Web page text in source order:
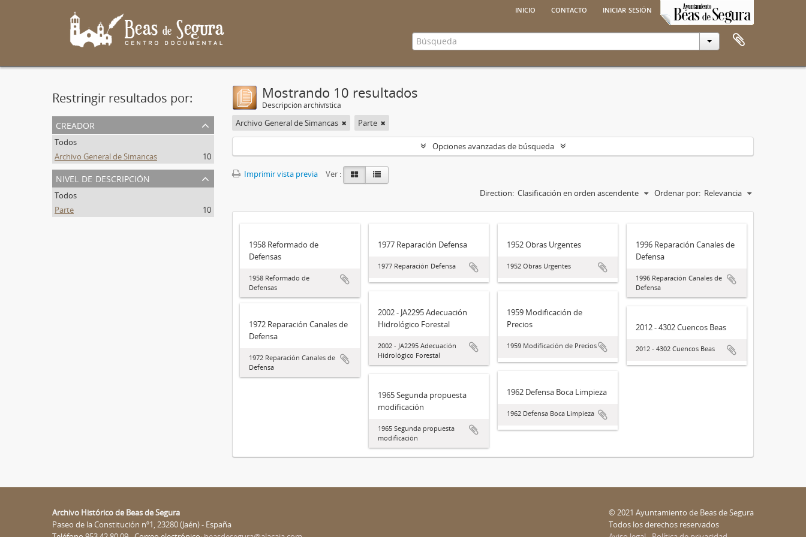
inicio contacto iniciar sesión
Restringir resultados por:
creador
Todos
Archivo General de Simancas
10
nivel de descripción
Todos
Parte
10
Mostrando 10 resultados
Descripción archivística
Archivo General de Simancas Parte
Opciones avanzadas de búsqueda
Imprimir vista previa
Ver :
Ordenar por: Relevancia
Direction: Clasificación en orden ascendente
1958 Reformado de
Defensas
1958 Reformado de
Defensas
1977 Reparación Defensa
1977 Reparación Defensa
1952 Obras Urgentes
1952 Obras Urgentes
1996 Reparación Canales de
Defensa
1996 Reparación Canales de
Defensa
2002 - JA2295 Adecuación
Hidrológico Forestal
2002 - JA2295 Adecuación
Hidrológico Forestal
1959 Modificación de
Precios
1959 Modificación de Precios
1972 Reparación Canales de
Defensa
1972 Reparación Canales de
Defensa
2012 - 4302 Cuencos Beas
2012 - 4302 Cuencos Beas
1962 Defensa Boca Limpieza
1962 Defensa Boca Limpieza
1965 Segunda propuesta
modificación
1965 Segunda propuesta
modificación
Archivo Histórico de Beas de Segura
Paseo de la Constitución nº1, 23280 (Jaén) - España
© 2021 Ayuntamiento de Beas de Segura
Todos los derechos reservados